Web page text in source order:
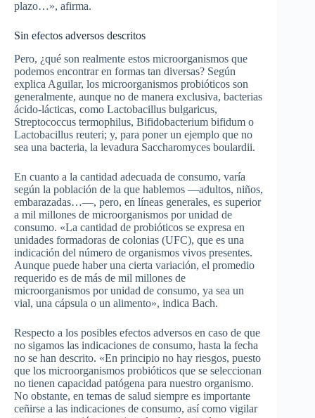
plazo…», afirma.
Sin efectos adversos descritos
Pero, ¿qué son realmente estos microorganismos que
podemos encontrar en formas tan diversas? Según
explica Aguilar, los microorganismos probióticos son
generalmente, aunque no de manera exclusiva, bacterias
ácido-lácticas, como Lactobacillus bulgaricus,
Streptococcus termophilus, Bifidobacterium bifidum o
Lactobacillus reuteri; y, para poner un ejemplo que no
sea una bacteria, la levadura Saccharomyces boulardii.
En cuanto a la cantidad adecuada de consumo, varía
según la población de la que hablemos —adultos, niños,
embarazadas…—, pero, en líneas generales, es superior
a mil millones de microorganismos por unidad de
consumo. «La cantidad de probióticos se expresa en
unidades formadoras de colonias (UFC), que es una
indicación del número de organismos vivos presentes.
Aunque puede haber una cierta variación, el promedio
requerido es de más de mil millones de
microorganismos por unidad de consumo, ya sea un
vial, una cápsula o un alimento», indica Bach.
Respecto a los posibles efectos adversos en caso de que
no sigamos las indicaciones de consumo, hasta la fecha
no se han descrito. «En principio no hay riesgos, puesto
que los microorganismos probióticos que se seleccionan
no tienen capacidad patógena para nuestro organismo.
No obstante, en temas de salud siempre es importante
ceñirse a las indicaciones de consumo, así como vigilar